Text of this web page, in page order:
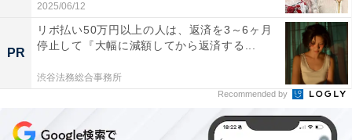
2025/06/12
PR
リボ払い50万円以上の人は、返済を3～6ヶ月
停止して『大幅に減額してから返済する...
渋谷法務総合事務所
Recommended by